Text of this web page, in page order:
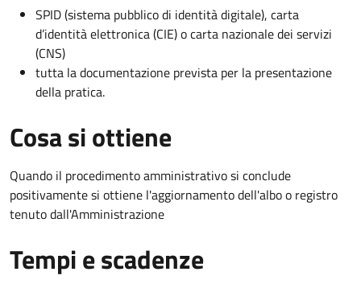
SPID (sistema pubblico di identità digitale), carta
d’identità elettronica (CIE) o carta nazionale dei servizi
(CNS)
tutta la documentazione prevista per la presentazione
della pratica.
Cosa si ottiene
Quando il procedimento amministrativo si conclude
positivamente si ottiene l'aggiornamento dell'albo o registro
tenuto dall'Amministrazione
Tempi e scadenze